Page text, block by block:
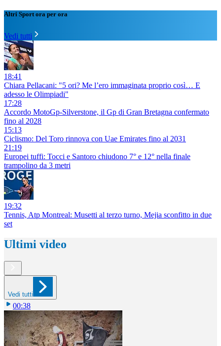
Altri Sport ora per ora
Vedi tutti
18:41
Chiara Pellacani: "5 ori? Me l’ero immaginata proprio così… E
adesso le Olimpiadi"
17:28
Accordo MotoGp-Silverstone, il Gp di Gran Bretagna confermato
fino al 2028
15:13
Ciclismo: Del Toro rinnova con Uae Emirates fino al 2031
21:19
Europei tuffi: Tocci e Santoro chiudono 7° e 12° nella finale
trampolino da 3 metri
19:32
Tennis, Atp Montreal: Musetti al terzo turno, Mejia sconfitto in due
set
Ultimi video
Vedi tutti
00:38